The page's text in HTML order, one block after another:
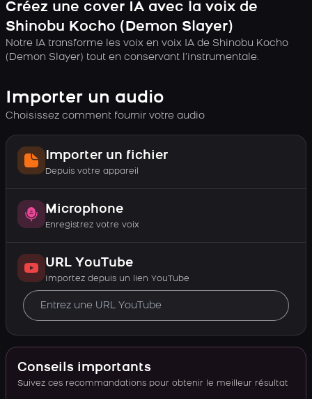
Créez une cover IA avec la voix de
Shinobu Kocho (Demon Slayer)
Notre IA transforme les voix en voix IA de Shinobu Kocho
(Demon Slayer) tout en conservant l’instrumentale.
Importer un audio
Choisissez comment fournir votre audio
Importer un fichier
Depuis votre appareil
Microphone
Enregistrez votre voix
URL YouTube
Importez depuis un lien YouTube
Conseils importants
Suivez ces recommandations pour obtenir le meilleur résultat